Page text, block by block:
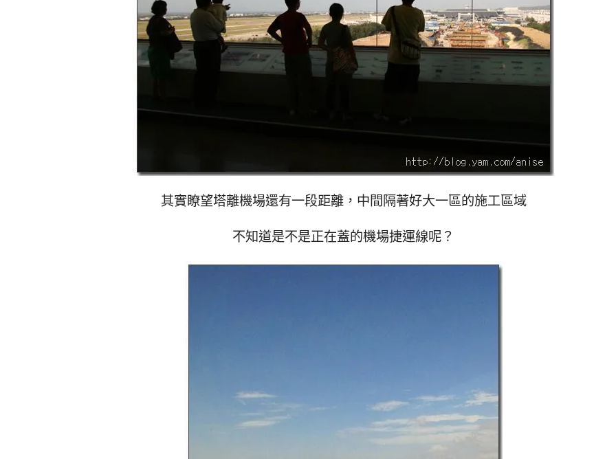
其實瞭望塔離機場還有一段距離，中間隔著好大一區的施工區域
不知道是不是正在蓋的機場捷運線呢？